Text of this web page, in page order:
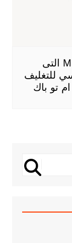
غطاء – طبه – الاندكشن MH7509 التى
للتغليف
تو باك